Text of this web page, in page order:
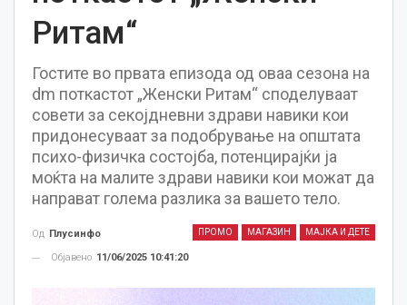
Ритам“
Гостите во првата епизода од оваа сезона на
dm поткастот „Женски Ритам“ споделуваат
совети за секојдневни здрави навики кои
придонесуваат за подобрување на општата
психо-физичка состојба, потенцирајќи ја
моќта на малите здрави навики кои можат да
направат голема разлика за вашето тело.
ПРОМО МАГАЗИН МАЈКА И ДЕТЕ
Од Плусинфо
Објавено 11/06/2025 10:41:20